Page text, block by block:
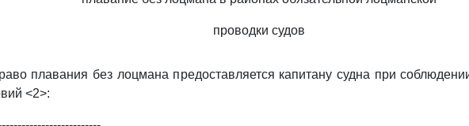
проводки судов
плавания без лоцмана предоставляется капитану судна при
<2>: